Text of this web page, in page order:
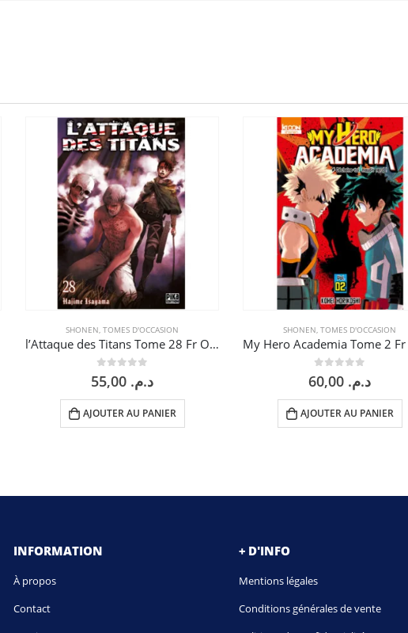
SHONEN, TOMES D'OCCASION
l’Attaque des Titans Tome 28 Fr Occasion
0sur 5د.م.
AJOUTER AU PANIER
SHONEN, TOMES D'OCCASION
0sur 5د.م.
AJOUTER AU PANIER
INFORMATION
À propos
Contact
+ D'INFO
Mentions légales
Conditions générales de vente